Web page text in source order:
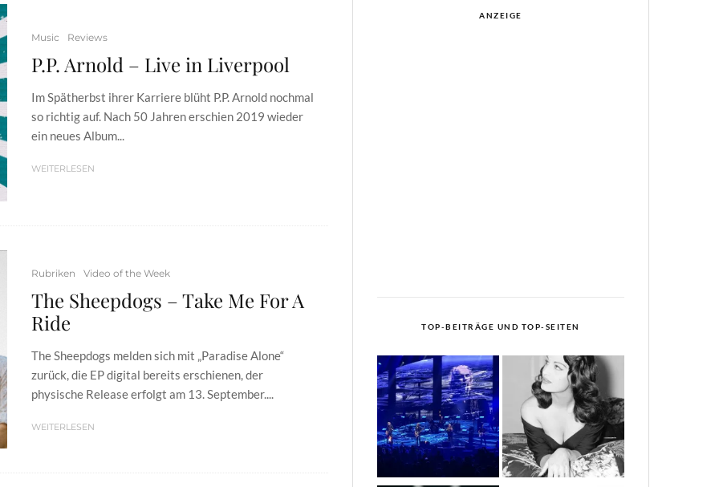
Music Reviews
P.P. Arnold – Live in Liverpool
Im Spätherbst ihrer Karriere blüht P.P. Arnold nochmal
so richtig auf. Nach 50 Jahren erschien 2019 wieder
ein neues Album...
WEITERLESEN
Rubriken Video of the Week
The Sheepdogs – Take Me For A
Ride
The Sheepdogs melden sich mit „Paradise Alone“
zurück, die EP digital bereits erschienen, der
physische Release erfolgt am 13. September....
WEITERLESEN
ANZEIGE
TOP-BEITRÄGE UND TOP-SEITEN